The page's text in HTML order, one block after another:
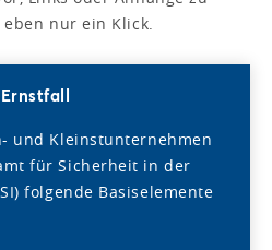
nur ein Klick.
und Kleinstunternehmen
für Sicherheit in der
folgende Basiselemente